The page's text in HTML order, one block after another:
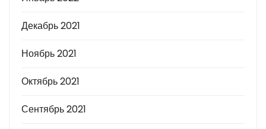
Декабрь 2021
Ноябрь 2021
Октябрь 2021
Сентябрь 2021